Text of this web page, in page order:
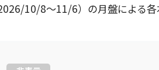
10/8～11/6）の月盤による各